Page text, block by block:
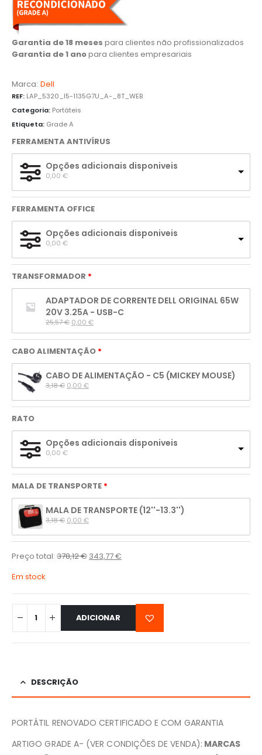
Garantia de 18 meses para clientes não profissionalizados
Garantia de 1 anopara clientes empresariais
Marca: Dell
REF: LAP_5320_I5-1135G7U_A-_8T_WEB
Categoria: Portáteis
Etiqueta: Grade A
FERRAMENTA ANTIVÍRUS
Opções adicionais disponiveis
0,00 €
FERRAMENTA OFFICE
Opções adicionais disponiveis
0,00 €
TRANSFORMADOR
ADAPTADOR DE CORRENTE DELL ORIGINAL 65W
20V 3.25A - USB-C
25,57 € 0,00 €
CABO ALIMENTAÇÃO
CABO DE ALIMENTAÇÃO - C5 (MICKEY MOUSE)
3,18 € 0,00 €
RATO
Opções adicionais disponiveis
0,00 €
MALA DE TRANSPORTE
MALA DE TRANSPORTE (12''-13.3'')
3,18 € 0,00 €
Preço total: 378,12€ 343,77€
Em stock
ADICIONAR
DESCRIÇÃO
PORTÁTIL RENOVADO CERTIFICADO E COM GARANTIA
ARTIGO GRADE A- (VER CONDIÇÕES DE VENDA): MARCAS